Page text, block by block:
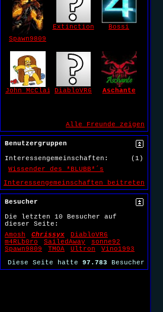
Spawn9809
Extinction Bossi
John_McClainDiabloVR6 Aschante
Alle Freunde zeigen
Benutzergruppen
(1)
Interessengemeinschaften:
Wissender des *BLUBB*´s
Interessengemeinschaften beitreten
Besucher
Die letzten 10 Besucher auf
dieser Seite:
Amosh
Chrissyx
DiabloVR6
m4RLb0ro
SailedAway
sonne92
Spawn9809
TMOA Ultron
Vino1993
Diese Seite hatte 97.783 Besucher